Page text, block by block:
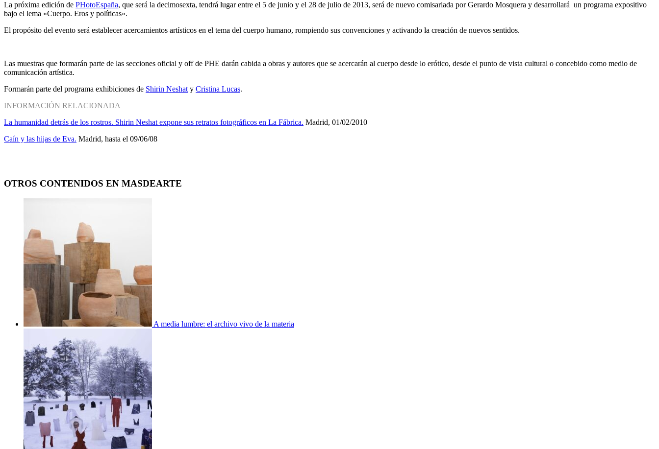
La próxima edición de PHotoEspaña, que será la decimosexta, tendrá lugar entre el 5 de junio y el 28 de julio de 2013, será de nuevo comisariada por Gerardo Mosquera y desarrollará un programa expositivo
bajo el lema «Cuerpo. Eros y políticas».
El propósito del evento será establecer acercamientos artísticos en el tema del cuerpo humano, rompiendo sus convenciones y activando la creación de nuevos sentidos.
Las muestras que formarán parte de las secciones oficial y off de PHE darán cabida a obras y autores que se acercarán al cuerpo desde lo erótico, desde el punto de vista cultural o concebido como medio de
comunicación artística.
Formarán parte del programa exhibiciones de Shirin Neshaty Cristina Lucas.
INFORMACIÓN RELACIONADA
La humanidad detrás de los rostros. Shirin Neshat expone sus retratos fotográficos en La Fábrica. Madrid, 01/02/2010
Caín y las hijas de Eva. Madrid, hasta el 09/06/08
OTROS CONTENIDOS EN MASDEARTE
A media lumbre: el archivo vivo de la materia